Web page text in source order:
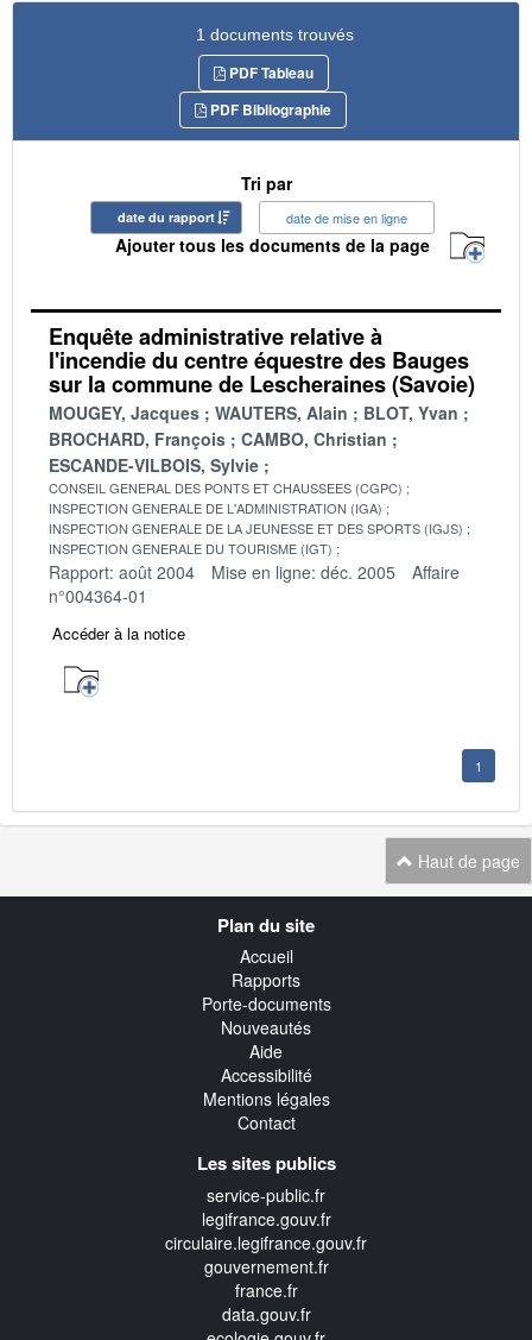
1 documents trouvés
PDF Tableau
PDF Bibliographie
Tri par
date du rapport date de mise en ligne
Ajouter tous les documents de la page
Enquête administrative relative à
l'incendie du centre équestre des Bauges
sur la commune de Lescheraines (Savoie)
MOUGEY, Jacques WAUTERS, Alain
BLOT, Yvan
BROCHARD, François
CAMBO, Christian
ESCANDE-VILBOIS, Sylvie
CONSEIL GENERAL DES PONTS ET CHAUSSEES (CGPC)
INSPECTION GENERALE DE L'ADMINISTRATION (IGA)
INSPECTION GENERALE DE LA JEUNESSE ET DES SPORTS (IGJS)
INSPECTION GENERALE DU TOURISME (IGT)
Rapport: août 2004 Mise en ligne: déc. 2005
Affaire
n°004364-01
Accéder à la notice
1
Haut de page
Plan du site
Accueil
Rapports
Porte-documents
Nouveautés
Aide
Accessibilité
Mentions légales
Contact
Les sites publics
service-public.fr
legifrance.gouv.fr
circulaire.legifrance.gouv.fr
gouvernement.fr
france.fr
data.gouv.fr